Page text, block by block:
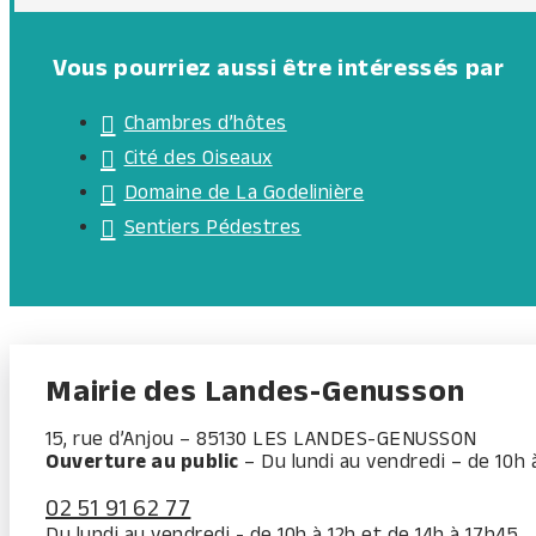
Vous pourriez aussi être intéressés par
Chambres d’hôtes
Cité des Oiseaux
Domaine de La Godelinière
Sentiers Pédestres
Mairie des Landes-Genusson
15, rue d’Anjou – 85130 LES LANDES-GENUSSON
Ouverture au public – Du lundi au vendredi – de 10h
02 51 91 62 77